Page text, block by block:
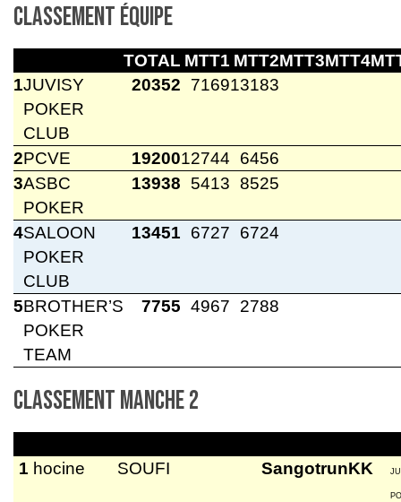
Classement équipe
TOTAL MTT1 MTT2MTT3MTT4
1JUVISY
POKER
CLUB
20352 716913183
2PCVE 1920012744
6456
3ASBC
POKER
13938 5413 8525
4SALOON
POKER
CLUB
13451 6727 6724
5BROTHER’S
POKER
TEAM
7755 4967 2788
Classement manche 2
1 hocine SOUFI SangotrunKK